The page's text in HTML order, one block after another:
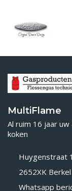
MultiFlame
Al ruim 16 jaar
koken
Huygenstraat
2652XK
Whatsapp